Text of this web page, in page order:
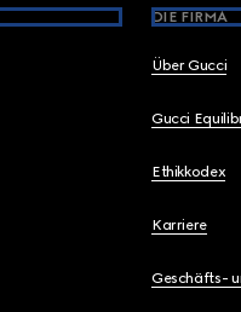
DIE FIRMA
Über Gucci
Gucci
Ethikkodex
Karriere
Geschäfts-